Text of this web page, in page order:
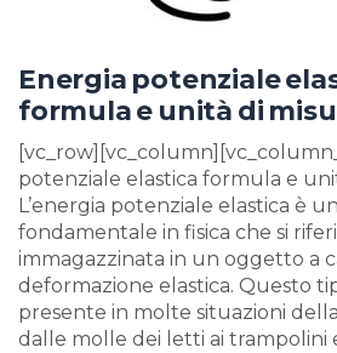
Energia potenziale
formula e unità di
potenziale elastica formula e
L’energia potenziale elastica è
fondamentale in fisica che si
immagazzinata in un oggetto a
deformazione elastica. Questo
presente in molte situazioni
dalle molle dei letti ai trampolini